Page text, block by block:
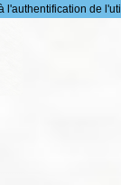
l'authentification de